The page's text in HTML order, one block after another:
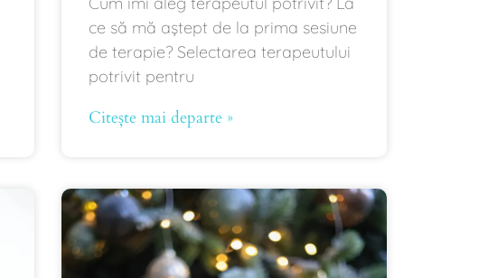
ce să mă aștept de la prima sesiune
de terapie? Selectarea terapeutului
potrivit pentru
Citește mai departe »